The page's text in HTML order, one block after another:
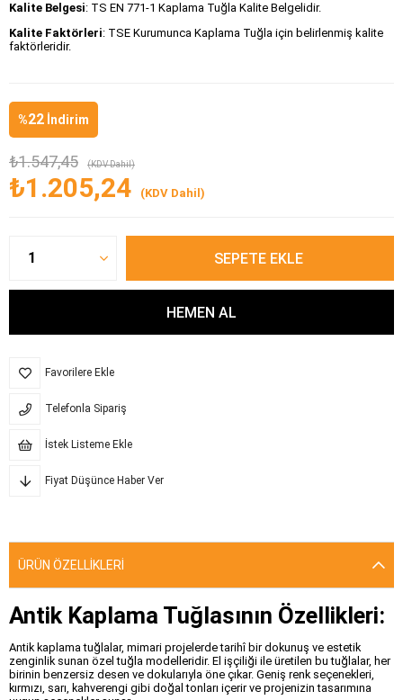
Kalite Belgesi: TS EN 771-1 Kaplama Tuğla Kalite Belgelidir.
Kalite Faktörleri: TSE Kurumunca Kaplama Tuğla için belirlenmiş kalite
faktörleridir.
%22 İndirim
₺1.547,45 (KDV Dahil)
₺1.205,24 (KDV Dahil)
Favorilere Ekle
Telefonla Sipariş
İstek Listeme Ekle
Fiyat Düşünce Haber Ver
ÜRÜN ÖZELLIKLERI
Antik Kaplama Tuğlasının Özellikleri:
Antik kaplama tuğlalar, mimari projelerde tarihî bir dokunuş ve estetik
zenginlik sunan özel tuğla modelleridir. El işçiliği ile üretilen bu tuğlalar, her
birinin benzersiz desen ve dokularıyla öne çıkar. Geniş renk seçenekleri,
kırmızı, sarı, kahverengi gibi doğal tonları içerir ve projenizin tasarımına